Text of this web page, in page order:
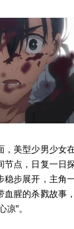
，美型少男少女
节点，日复一日
稳步展开，主角
血腥的杀戮故事
凉”。